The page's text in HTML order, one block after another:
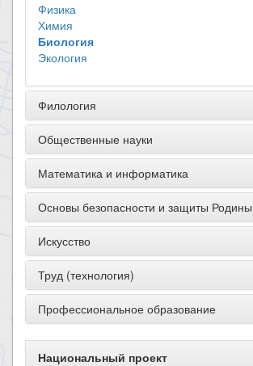
Физика
Химия
Биология
Экология
Филология
Общественные науки
Математика и информатика
Основы безопасности и защиты Родины
Искусство
Труд (технология)
Профессиональное образование
Национальный проект